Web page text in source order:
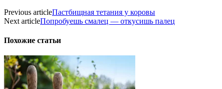
Previous articleПастбищная тетания у коровы
Next articleПопробуешь смалец — откусишь палец
Похожие статьи